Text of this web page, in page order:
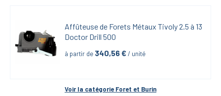
Affûteuse de Forets Métaux Tivoly 2.5 à 13
Doctor Drill 500
à partir de 340,56 € / unité
Voir la catégorie Foret et Burin